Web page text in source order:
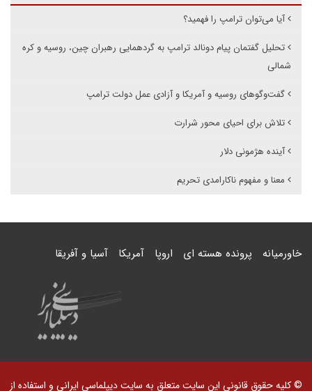
آیا می‌توان ترامپ را فهمید؟
تحلیل گفتمان پیام دونالد ترامپ به گردهمایی رهبران چین، روسیه و کره
شمالی
گفت‌وگوهای روسیه و آمریکا و آزادی عمل دولت ترامپ
تلاش برای احیای محور شرارت
آینده هژمونی دلار
معنا و مفهوم ناکارامدی تحریم
خاورمیانه پرونده هسته ای اروپا آمریکا آسیا و آفریقا
© کلیه حقوق قانونی این سایت متعلق به سایت دیپلماسی ایرانی و استفاده از